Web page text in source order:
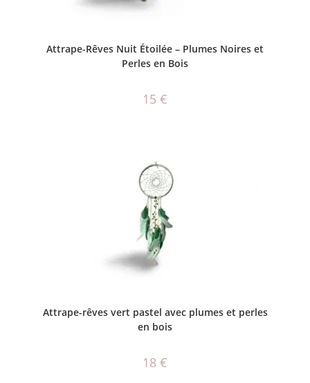
AJOUTER AU PANIER
Attrape-Rêves Nuit Étoilée – Plumes Noires et
Perles en Bois
15 €
Attrape-rêves vert pastel avec plumes et perles
en bois
18 €